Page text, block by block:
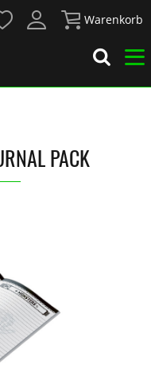
Warenkorb
PACK